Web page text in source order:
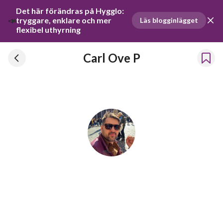
📣
Det här förändras på Hygglo:
tryggare, enklare och mer
flexibel uthyrning
Läs blogginlägget
Carl Ove P